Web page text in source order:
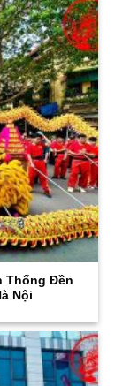
Thống Đền
Nội